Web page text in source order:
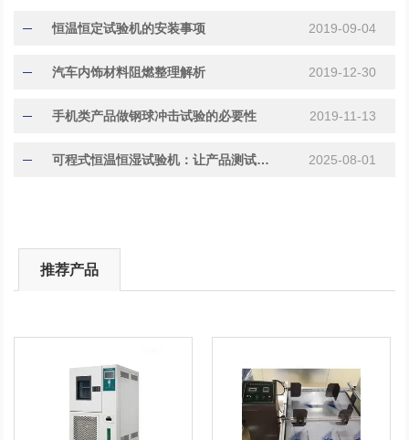
恒温恒定试验机的安装事项 2019-09-04
汽车内饰材料阻燃整理解析 2019-12-30
手机类产品做钢球冲击试验的必要性 2019-11-13
可程式恒温恒湿试验机：让产品测试数据更具说服力 2025-08-01
推荐产品